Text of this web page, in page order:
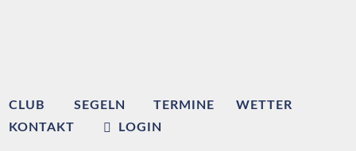
CLUB SEGELN TERMINE
WETTER
KONTAKT
LOGIN